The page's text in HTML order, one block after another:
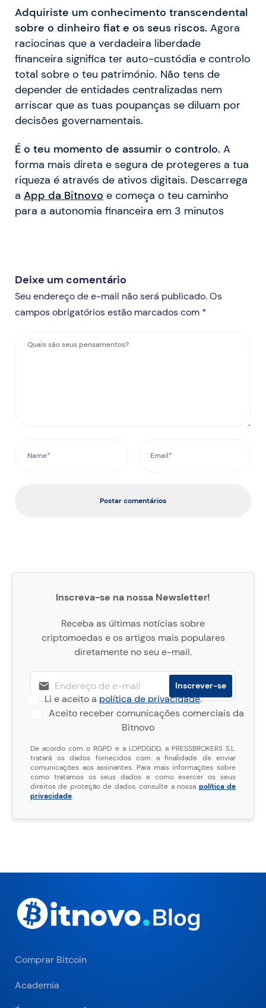
Adquiriste um conhecimento transcendental
sobre o dinheiro fiat e os seus riscos. Agora
raciocinas que a verdadeira liberdade
financeira significa ter auto-custódia e controlo
total sobre o teu património. Não tens de
depender de entidades centralizadas nem
arriscar que as tuas poupanças se diluam por
decisões governamentais.
É o teu momento de assumir o controlo. A
forma mais direta e segura de protegeres a tua
riqueza é através de ativos digitais. Descarrega
a App da Bitnovo e começa o teu caminho
para a autonomia financeira em 3 minutos
Deixe um comentário
Seu endereço de e-mail não será publicado. Os
campos obrigatórios estão marcados com *
Postar comentários
Inscreva-se na nossa Newsletter!
Receba as últimas notícias sobre
criptomoedas e os artigos mais populares
diretamente no seu e-mail.
Li e aceito apolítica de privacidade.
Aceito receber comunicações comerciais da
Bitnovo
De acordo com o RGPD e a LOPDGDD, a PRESSBROKERS S.L.
tratará os dados fornecidos com a finalidade de enviar
comunicações aos assinantes. Para mais informações sobre
como tratamos os seus dados e como exercer os seus
direitos de proteção de dados, consulte a nossa política de
privacidade.
Comprar Bitcoin
Academia